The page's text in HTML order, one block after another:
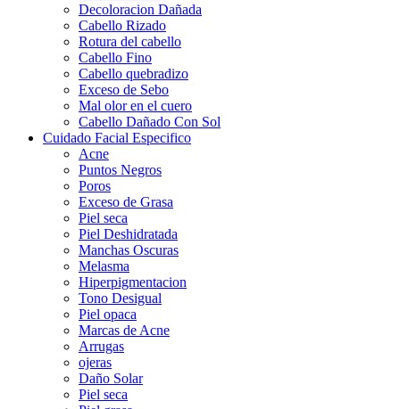
Decoloracion Dañada
Cabello Rizado
Rotura del cabello
Cabello Fino
Cabello quebradizo
Exceso de Sebo
Mal olor en el cuero
Cabello Dañado Con Sol
Cuidado Facial Especifico
Acne
Puntos Negros
Poros
Exceso de Grasa
Piel seca
Piel Deshidratada
Manchas Oscuras
Melasma
Hiperpigmentacion
Tono Desigual
Piel opaca
Marcas de Acne
Arrugas
ojeras
Daño Solar
Piel seca